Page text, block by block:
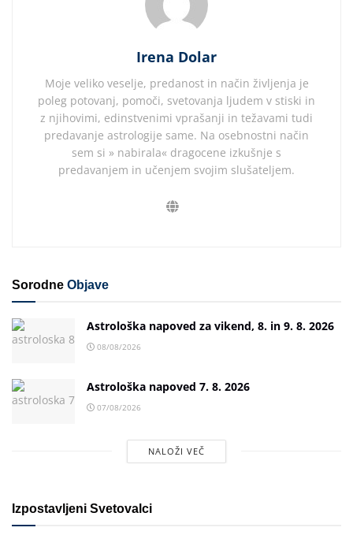
Irena Dolar
Moje veliko veselje, predanost in način življenja je
poleg potovanj, pomoči, svetovanja ljudem v stiski in
z njihovimi, edinstvenimi vprašanji in težavami tudi
predavanje astrologije same. Na osebnostni način
sem si » nabirala« dragocene izkušnje s
predavanjem in učenjem svojim slušateljem.
Sorodne Objave
Astrološka napoved za vikend, 8. in 9. 8. 2026
08/08/2026
Astrološka napoved 7. 8. 2026
07/08/2026
NALOŽI VEČ
Izpostavljeni Svetovalci